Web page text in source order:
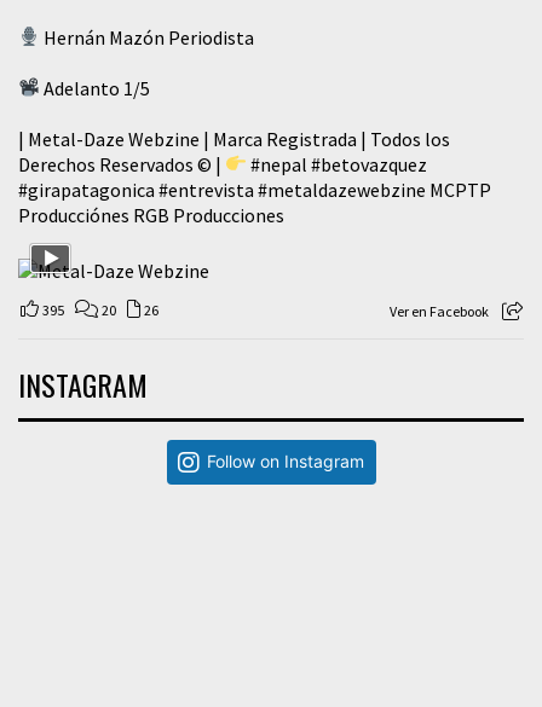
Hernán Mazón Periodista
Adelanto 1/5
| Metal-Daze Webzine | Marca Registrada | Todos los
Derechos Reservados © |
#nepal #betovazquez
#girapatagonica #entrevista #metaldazewebzine MCPTP
Producciónes RGB Producciones
395 20 26 Ver en Facebook
INSTAGRAM
Follow on Instagram